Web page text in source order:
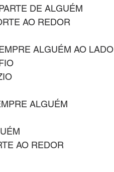
DE ALGUÉM
AO REDOR
ALGUÉM AO LADO
ALGUÉM
AO REDOR